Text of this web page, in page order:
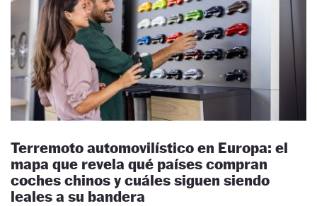
Terremoto automovilístico en Europa: el
mapa que revela qué países compran
coches chinos y cuáles siguen siendo
leales a su bandera